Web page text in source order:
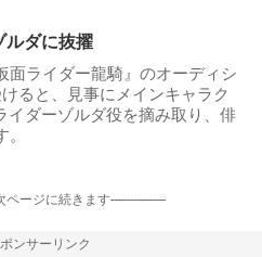
ルダに抜擢
面ライダー龍騎』のオーディシ
ると、見事にメインキャラク
イダーゾルダ役を摘み取り、俳
ページに続きます-----------------
ンサーリンク